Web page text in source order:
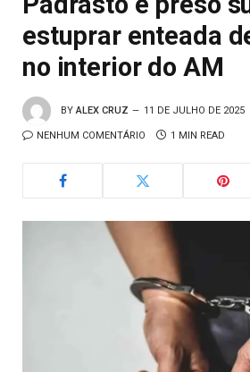
estuprar enteada
no interior do AM
BY ALEX CRUZ 11 DE JULHO DE 2025
NENHUM COMENTÁRIO 1 MIN READ